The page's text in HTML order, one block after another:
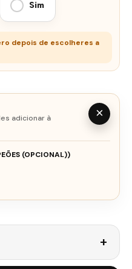
Sim
depois de escolheres a
adicionar à
×
(OPCIONAL))